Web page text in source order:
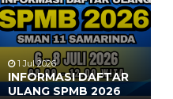
1 Jul 2026
INFORMASI DAFTAR
ULANG SPMB 2026